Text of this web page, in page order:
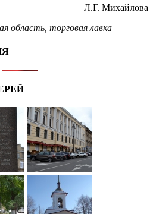
Л.Г. Михайлова
область торговая лавка